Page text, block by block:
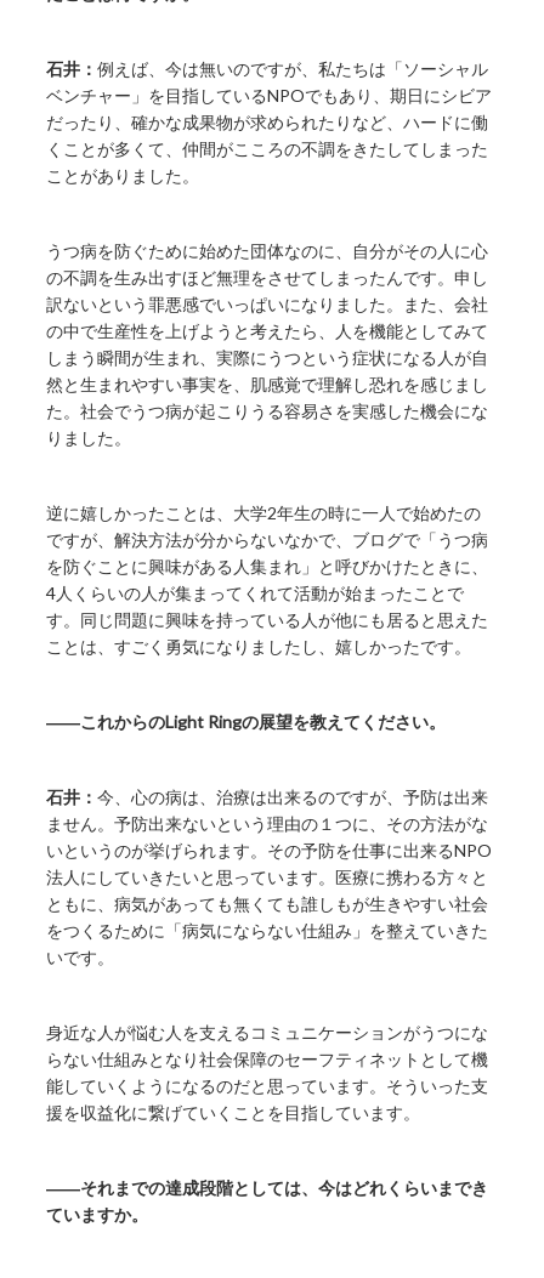
石井：例えば、今は無いのですが、私たちは「ソーシャル
ベンチャー」を目指しているNPOでもあり、期日にシビア
だったり、確かな成果物が求められたりなど、ハードに働
くことが多くて、仲間がこころの不調をきたしてしまった
ことがありました。
うつ病を防ぐために始めた団体なのに、自分がその人に心
の不調を生み出すほど無理をさせてしまったんです。申し
訳ないという罪悪感でいっぱいになりました。また、会社
の中で生産性を上げようと考えたら、人を機能としてみて
しまう瞬間が生まれ、実際にうつという症状になる人が自
然と生まれやすい事実を、肌感覚で理解し恐れを感じまし
た。社会でうつ病が起こりうる容易さを実感した機会にな
りました。
逆に嬉しかったことは、大学2年生の時に一人で始めたの
ですが、解決方法が分からないなかで、ブログで「うつ病
を防ぐことに興味がある人集まれ」と呼びかけたときに、
4人くらいの人が集まってくれて活動が始まったことで
す。同じ問題に興味を持っている人が他にも居ると思えた
ことは、すごく勇気になりましたし、嬉しかったです。
――これからのLight Ringの展望を教えてください。
石井：今、心の病は、治療は出来るのですが、予防は出来
ません。予防出来ないという理由の１つに、その方法がな
いというのが挙げられます。その予防を仕事に出来るNPO
法人にしていきたいと思っています。医療に携わる方々と
ともに、病気があっても無くても誰しもが生きやすい社会
をつくるために「病気にならない仕組み」を整えていきた
いです。
身近な人が悩む人を支えるコミュニケーションがうつにな
らない仕組みとなり社会保障のセーフティネットとして機
能していくようになるのだと思っています。そういった支
援を収益化に繋げていくことを目指しています。
――それまでの達成段階としては、今はどれくらいまでき
ていますか。